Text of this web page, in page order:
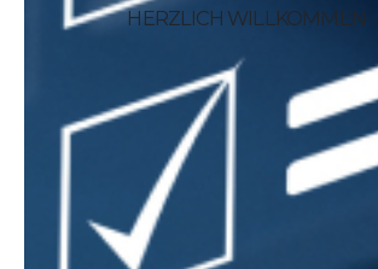
HERZLICH WILLKOMMEN ...